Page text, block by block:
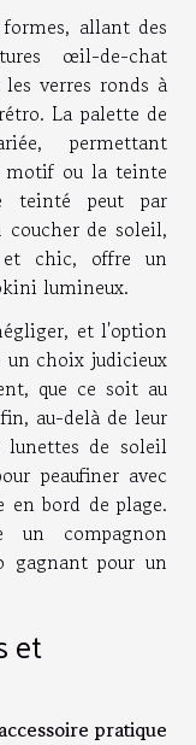
allant des
œil-de-chat
verres ronds à
La palette de
permettant
motif ou la teinte
teinté peut par
coucher de soleil,
et chic, offre un
lumineux.
et l'option
un choix judicieux
que ce soit au
au-delà de leur
lunettes de soleil
peaufiner avec
bord de plage.
un compagnon
gagnant pour un
et
accessoire pratique